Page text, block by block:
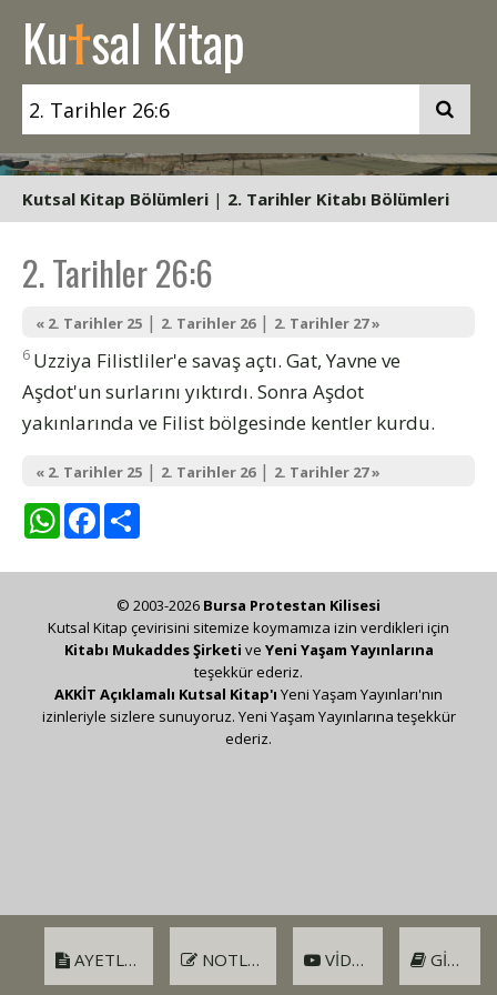
Kutsal Kitap
Kutsal Kitap Bölümleri | 2. Tarihler Kitabı Bölümleri
2. Tarihler 26:6
« 2. Tarihler 25 | 2. Tarihler 26| 2. Tarihler 27 »
6 Uzziya Filistliler'e savaş açtı. Gat, Yavne ve
Aşdot'un surlarını yıktırdı. Sonra Aşdot
yakınlarında ve Filist bölgesinde kentler kurdu.
« 2. Tarihler 25 | 2. Tarihler 26| 2. Tarihler 27 »
WhatsAppFacebook
AYETLER NOTLAR VIDEO GIRIŞ
© 2003-2026 Bursa Protestan Kilisesi
Kutsal Kitap çevirisini sitemize koymamıza izin verdikleri için
Kitabı Mukaddes Şirketi ve Yeni Yaşam Yayınlarına
teşekkür ederiz.
AKKİT Açıklamalı Kutsal Kitap'ı Yeni Yaşam Yayınları'nın
izinleriyle sizlere sunuyoruz. Yeni Yaşam Yayınlarına teşekkür
ederiz.